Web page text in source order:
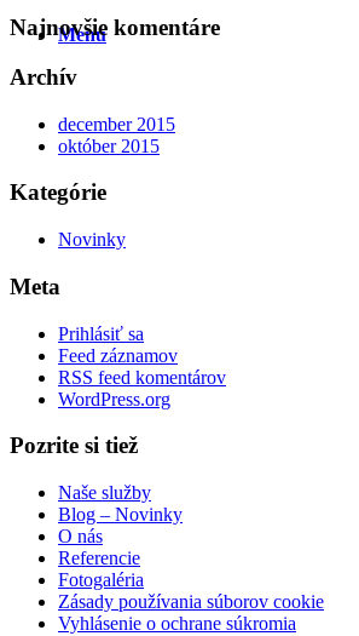
Menu
Najnovšie komentáre
Archív
december 2015
október 2015
Kategórie
Novinky
Meta
Prihlásiť sa
Feed záznamov
RSS feed komentárov
WordPress.org
Pozrite si tiež
Naše služby
Blog – Novinky
O nás
Referencie
Fotogaléria
Zásady používania súborov cookie
Vyhlásenie o ochrane súkromia